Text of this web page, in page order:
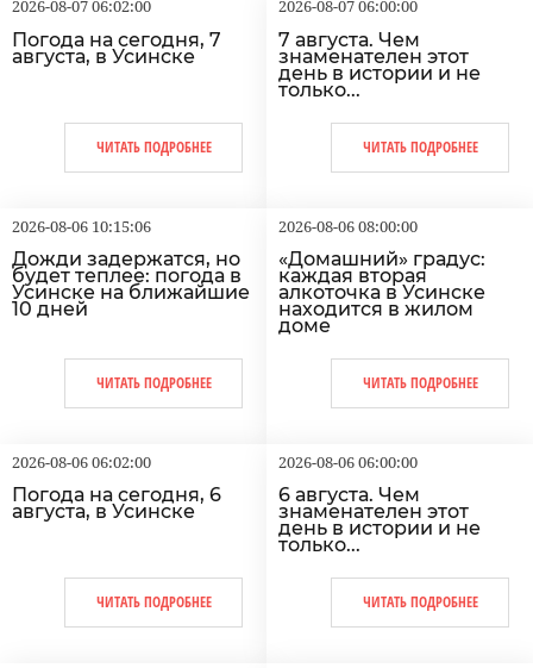
2026-08-07 06:02:00
Погода на сегодня, 7
августа, в Усинске
ЧИТАТЬ ПОДРОБНЕЕ
2026-08-07 06:00:00
7 августа. Чем
знаменателен этот
день в истории и не
только...
ЧИТАТЬ ПОДРОБНЕЕ
2026-08-06 10:15:06
Дожди задержатся, но
будет теплее: погода в
Усинске на ближайшие
10 дней
ЧИТАТЬ ПОДРОБНЕЕ
2026-08-06 08:00:00
«Домашний» градус:
каждая вторая
алкоточка в Усинске
находится в жилом
доме
ЧИТАТЬ ПОДРОБНЕЕ
2026-08-06 06:02:00
Погода на сегодня, 6
августа, в Усинске
ЧИТАТЬ ПОДРОБНЕЕ
2026-08-06 06:00:00
6 августа. Чем
знаменателен этот
день в истории и не
только...
ЧИТАТЬ ПОДРОБНЕЕ